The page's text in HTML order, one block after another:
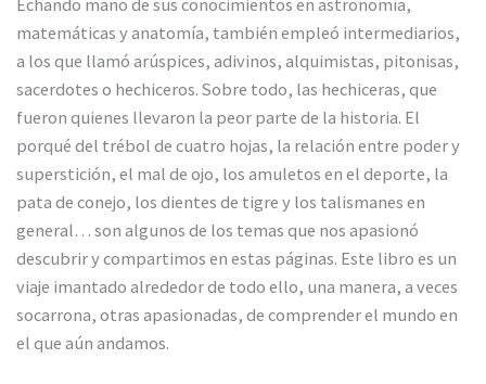
Echando mano de sus conocimientos en astronomía,
matemáticas y anatomía, también empleó intermediarios,
a los que llamó arúspices, adivinos, alquimistas, pitonisas,
sacerdotes o hechiceros. Sobre todo, las hechiceras, que
fueron quienes llevaron la peor parte de la historia. El
porqué del trébol de cuatro hojas, la relación entre poder y
superstición, el mal de ojo, los amuletos en el deporte, la
pata de conejo, los dientes de tigre y los talismanes en
general… son algunos de los temas que nos apasionó
descubrir y compartimos en estas páginas. Este libro es un
viaje imantado alrededor de todo ello, una manera, a veces
socarrona, otras apasionadas, de comprender el mundo en
el que aún andamos.